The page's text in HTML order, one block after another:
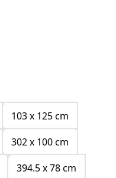
103 x 125 cm
302 x 100 cm
394.5 x 78 cm